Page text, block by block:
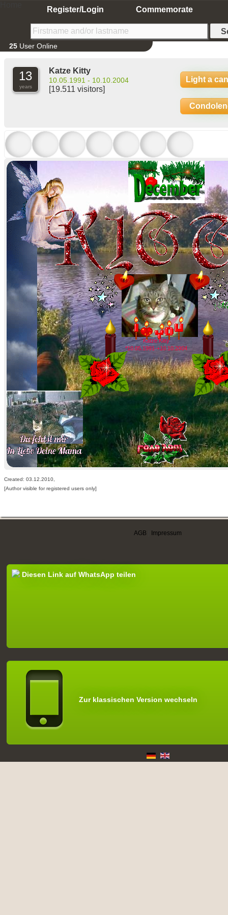
Register/Login Commemorate
25 User Online
13
years
Katze Kitty
10.05.1991 - 10.10.2004
[19.511 visitors]
Light a
Katze Kitty
*10.05.1991-+10.10.2004
Created: 03.12.2010,
[Author visible for registered users only]
AGB Impressum
Diesen Link auf WhatsApp teilen
Zur klassischen Version wechseln